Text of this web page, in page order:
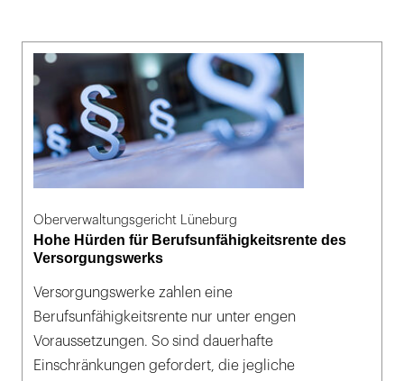
Oberverwaltungsgericht Lüneburg
Hohe Hürden für Berufsunfähigkeitsrente des
Versorgungswerks
Versorgungswerke zahlen eine
Berufsunfähigkeitsrente nur unter engen
Voraussetzungen. So sind dauerhafte
Einschränkungen gefordert, die jegliche